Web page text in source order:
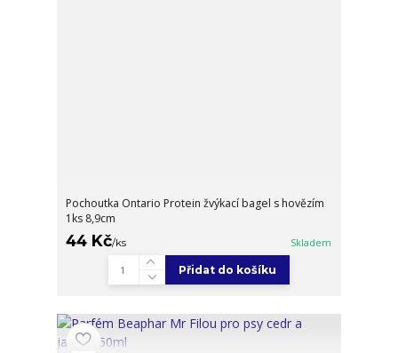
Pochoutka Ontario Protein žvýkací bagel s hovězím
1ks 8,9cm
44 Kč/ks Skladem
Přidat do košíku